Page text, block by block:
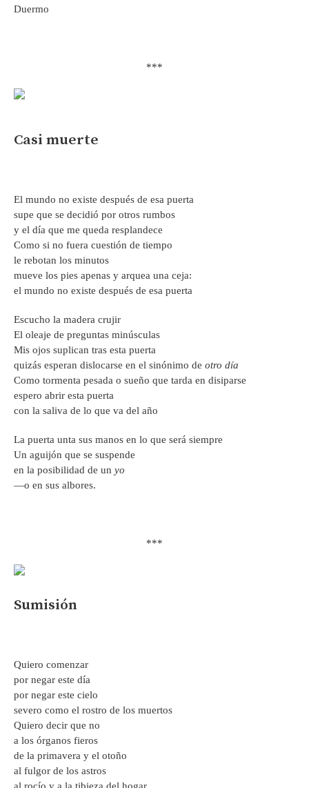
Duermo
***
Casi muerte
El mundo no existe después de esa puerta
supe que se decidió por otros rumbos
y el día que me queda resplandece
Como si no fuera cuestión de tiempo
le rebotan los minutos
mueve los pies apenas y arquea una ceja:
el mundo no existe después de esa puerta
Escucho la madera crujir
El oleaje de preguntas minúsculas
Mis ojos suplican tras esta puerta
quizás esperan dislocarse en el sinónimo de otro día
Como tormenta pesada o sueño que tarda en disiparse
espero abrir esta puerta
con la saliva de lo que va del año
La puerta unta sus manos en lo que será siempre
Un aguijón que se suspende
en la posibilidad de un yo
—o en sus albores.
***
Sumisión
Quiero comenzar
por negar este día
por negar este cielo
severo como el rostro de los muertos
Quiero decir que no
a los órganos fieros
de la primavera y el otoño
al fulgor de los astros